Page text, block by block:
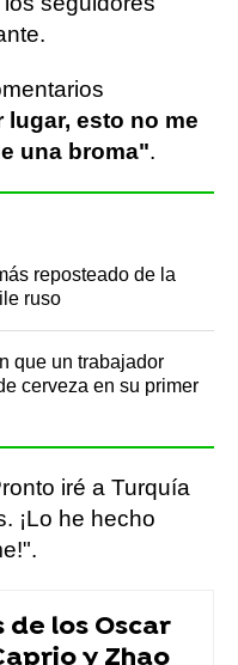
lugar, esto no me
una broma".
reposteado de la
ruso
que un trabajador
cerveza en su primer
iré a Turquía
¡Lo he hecho
los Oscar
y Zhao